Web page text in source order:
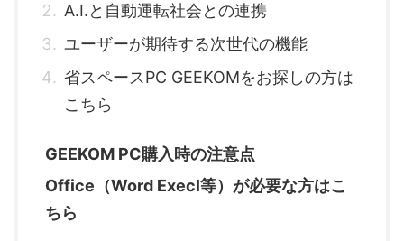
A.I.と自動運転社会との連携
ユーザーが期待する次世代の機能
省スペースPC GEEKOMをお探しの方は
こちら
GEEKOM PC購入時の注意点
Office（Word Execl等）が必要な方はこ
ちら